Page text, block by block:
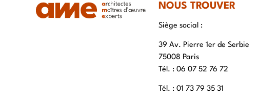
NOUS TROUVER
Siège social :
39 Av. Pierre 1er de Serbie
75008 Paris
Tél. : ‭06 07 52 76 72
Tél. : 01 73 79 35 31